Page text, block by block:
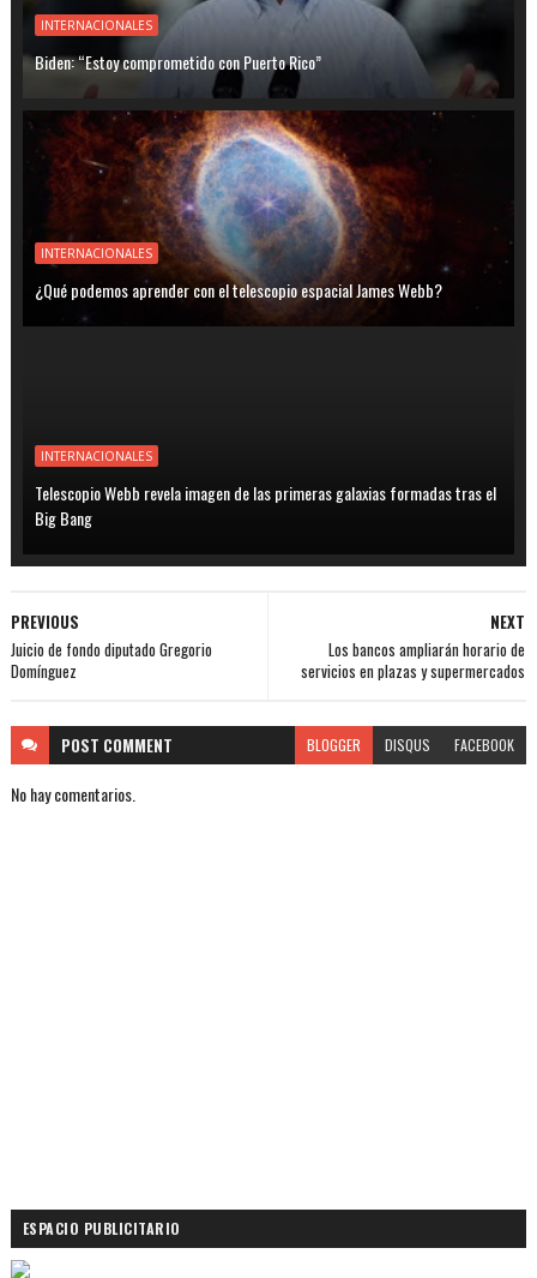
INTERNACIONALES
Biden: “Estoy comprometido con Puerto Rico”
INTERNACIONALES
¿Qué podemos aprender con el telescopio espacial James Webb?
INTERNACIONALES
Telescopio Webb revela imagen de las primeras galaxias formadas tras el
Big Bang
NEXT
Los bancos ampliarán horario de
servicios en plazas y supermercados
PREVIOUS
Juicio de fondo diputado Gregorio
Domínguez
POST COMMENT BLOGGER DISQUS FACEBOOK
No hay comentarios.
ESPACIO PUBLICITARIO